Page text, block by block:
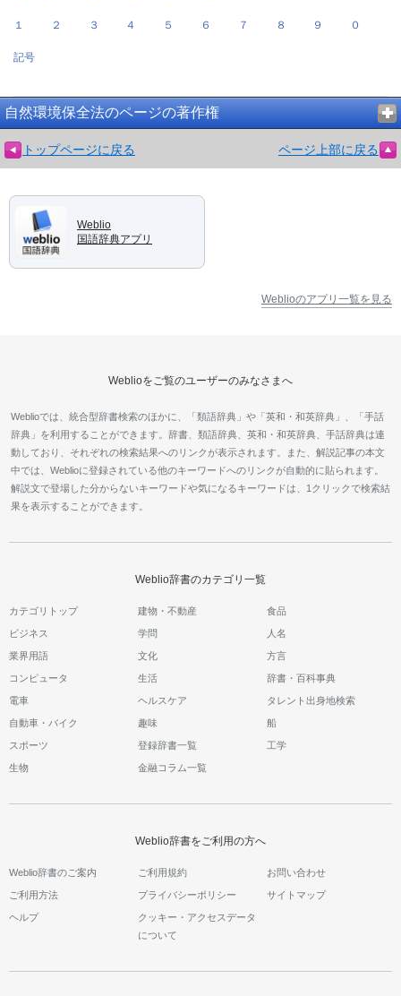
１ ２ ３ ４ ５ ６ ７ ８ ９ ０
記号
自然環境保全法のページの著作権
トップページに戻る ページ上部に戻る
Weblio
国語辞典アプリ
Weblioのアプリ一覧を見る
Weblioをご覧のユーザーのみなさまへ
Weblioでは、統合型辞書検索のほかに、「類語辞典」や「英和・和英辞典」、「手話
辞典」を利用することができます。辞書、類語辞典、英和・和英辞典、手話辞典は連
動しており、それぞれの検索結果へのリンクが表示されます。また、解説記事の本文
中では、Weblioに登録されている他のキーワードへのリンクが自動的に貼られます。
解説文で登場した分からないキーワードや気になるキーワードは、1クリックで検索結
果を表示することができます。
Weblio辞書のカテゴリ一覧
カテゴリトップ 建物・不動産 食品
ビジネス 学問 人名
業界用語 文化 方言
コンピュータ 生活 辞書・百科事典
電車 ヘルスケア タレント出身地検索
自動車・バイク 趣味 船
スポーツ 登録辞書一覧 工学
生物 金融コラム一覧
Weblio辞書をご利用の方へ
Weblio辞書のご案内 ご利用規約 お問い合わせ
ご利用方法 プライバシーポリシー サイトマップ
ヘルプ
クッキー・アクセスデータ
について